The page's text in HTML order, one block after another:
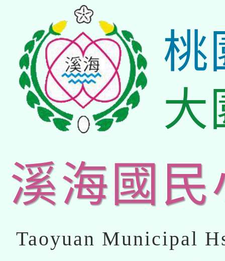
桃
大
溪海國民
Taoyuan Municipal